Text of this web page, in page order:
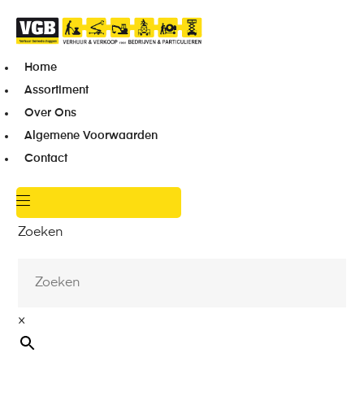
Home
Assortiment
Over Ons
Algemene Voorwaarden
Contact
Zoeken
×